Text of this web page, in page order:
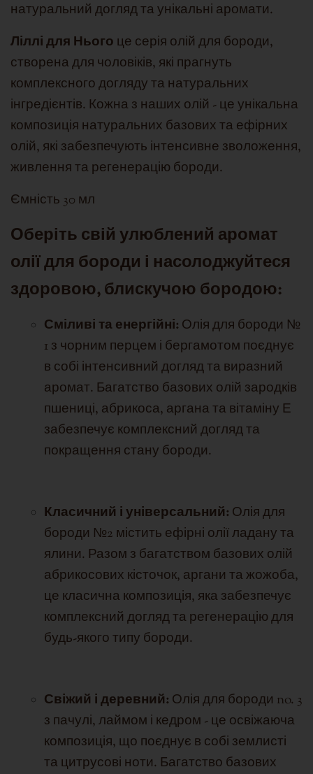
натуральний догляд та унікальні аромати.
Ліллі для Нього це серія олій для бороди,
створена для чоловіків, які прагнуть
комплексного догляду та натуральних
інгредієнтів. Кожна з наших олій - це унікальна
композиція натуральних базових та ефірних
олій, які забезпечують інтенсивне зволоження,
живлення та регенерацію бороди.
Ємність 30 мл
Оберіть свій улюблений аромат
олії для бороди і насолоджуйтеся
здоровою, блискучою бородою:
Сміливі та енергійні: Олія для бороди №
1 з чорним перцем і бергамотом поєднує
в собі інтенсивний догляд та виразний
аромат. Багатство базових олій зародків
пшениці, абрикоса, аргана та вітаміну Е
забезпечує комплексний догляд та
покращення стану бороди.
Класичний і універсальний: Олія для
бороди №2 містить ефірні олії ладану та
ялини. Разом з багатством базових олій
абрикосових кісточок, аргани та жожоба,
це класична композиція, яка забезпечує
комплексний догляд та регенерацію для
будь-якого типу бороди.
Свіжий і деревний: Олія для бороди no. 3
з пачулі, лаймом і кедром - це освіжаюча
композиція, що поєднує в собі землисті
та цитрусові ноти. Багатство базових